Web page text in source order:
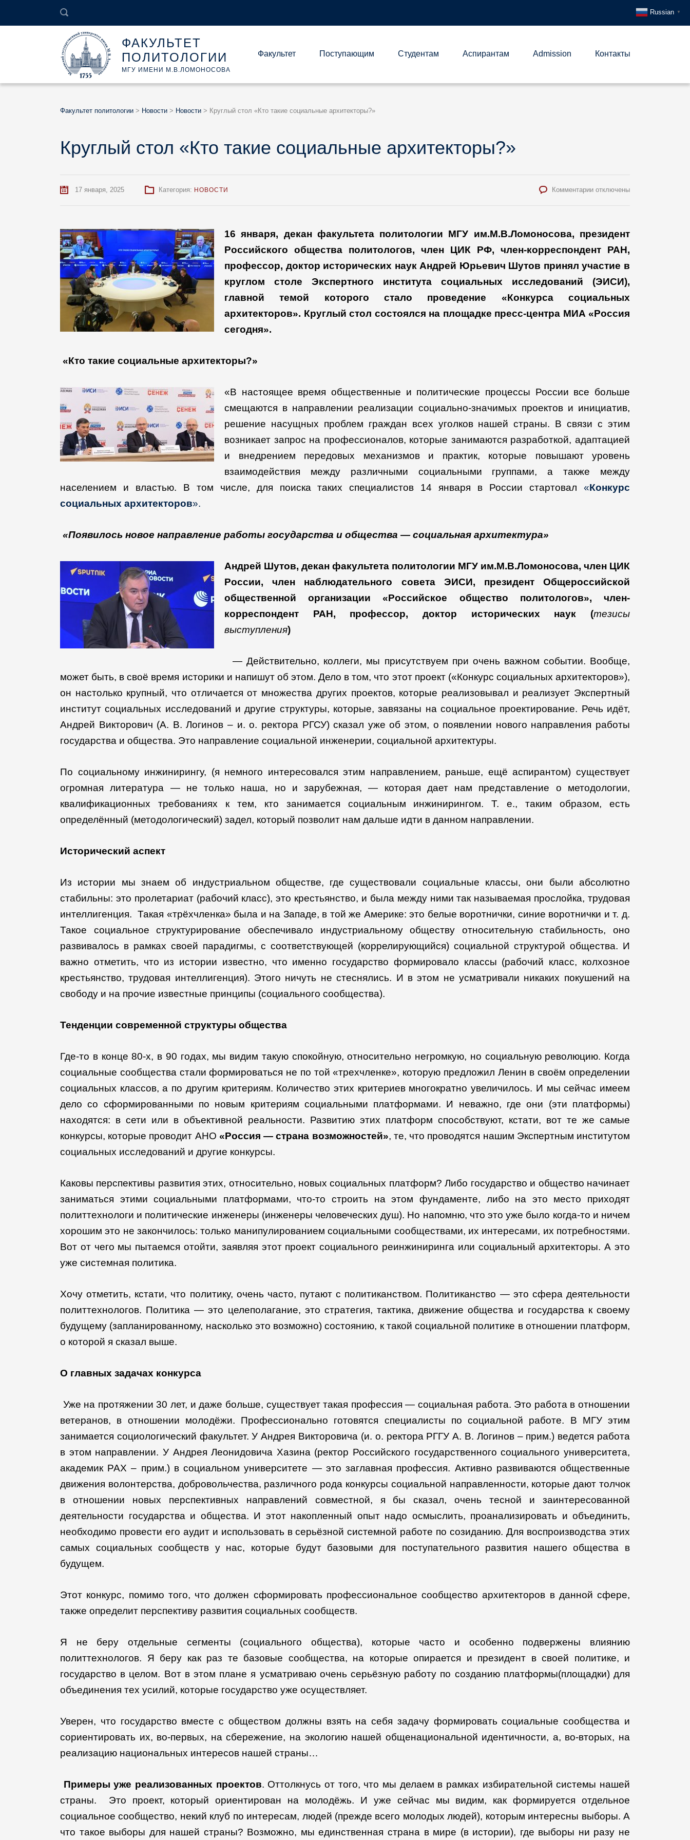
ФАКУЛЬТЕТ
ПОЛИТОЛОГИИ
МГУ ИМЕНИ М.В.ЛОМОНОСОВА
Факультет Поступающим Студентам Аспирантам Admission Контакты
Факультет политологии > Новости > Новости > Круглый стол «Кто такие социальные архитекторы?»
Круглый стол «Кто такие социальные архитекторы?»
17 января, 2025 Категория: НОВОСТИ Комментариик
«Кто
такие
социальные
отключены
16 января, декан факультета политологии МГУ им.М.В.Ломоносова, президент
Российского общества политологов, член ЦИК РФ, член-корреспондент РАН,
профессор, доктор исторических наук Андрей Юрьевич Шутов принял участие в
круглом столе Экспертного института социальных исследований (ЭИСИ),
главной темой которого стало проведение «Конкурса социальных
архитекторов». Круглый стол состоялся на площадке пресс-центра МИА «Россия
сегодня».
«Кто такие социальные архитекторы?»
«В настоящее время общественные и политические процессы России все больше
смещаются в направлении реализации социально-значимых проектов и инициатив,
решение насущных проблем граждан всех уголков нашей страны. В связи с этим
возникает запрос на профессионалов, которые занимаются разработкой, адаптацией
и внедрением передовых механизмов и практик, которые повышают уровень
взаимодействия между различными социальными группами, а также между
населением и властью. В том числе, для поиска таких специалистов 14 января в России стартовал «Конкурс
социальных архитекторов».
«Появилось новое направление работы государства и общества — социальная архитектура»
Андрей Шутов, декан факультета политологии МГУ им.М.В.Ломоносова, член ЦИК
России, член наблюдательного совета ЭИСИ, президент Общероссийской
общественной организации «Российское общество политологов», член-
корреспондент РАН, профессор, доктор исторических наук (тезисы
выступления)
— Действительно, коллеги, мы присутствуем при очень важном событии. Вообще,
может быть, в своё время историки и напишут об этом. Дело в том, что этот проект («Конкурс социальных архитекторов»),
он настолько крупный, что отличается от множества других проектов, которые реализовывал и реализует Экспертный
институт социальных исследований и другие структуры, которые, завязаны на социальное проектирование. Речь идёт,
Андрей Викторович (А. В. Логинов – и. о. ректора РГСУ) сказал уже об этом, о появлении нового направления работы
государства и общества. Это направление социальной инженерии, социальной архитектуры.
По социальному инжинирингу, (я немного интересовался этим направлением, раньше, ещё аспирантом) существует
огромная литература — не только наша, но и зарубежная, — которая дает нам представление о методологии,
квалификационных требованиях к тем, кто занимается социальным инжинирингом. Т. е., таким образом, есть
определённый (методологический) задел, который позволит нам дальше идти в данном направлении.
Исторический аспект
Из истории мы знаем об индустриальном обществе, где существовали социальные классы, они были абсолютно
стабильны: это пролетариат (рабочий класс), это крестьянство, и была между ними так называемая прослойка, трудовая
интеллигенция. Такая «трёхчленка» была и на Западе, в той же Америке: это белые воротнички, синие воротнички и т. д.
Такое социальное структурирование обеспечивало индустриальному обществу относительную стабильность, оно
развивалось в рамках своей парадигмы, с соответствующей (коррелирующийся) социальной структурой общества. И
важно отметить, что из истории известно, что именно государство формировало классы (рабочий класс, колхозное
крестьянство, трудовая интеллигенция). Этого ничуть не стеснялись. И в этом не усматривали никаких покушений на
свободу и на прочие известные принципы (социального сообщества).
Тенденции современной структуры общества
Где-то в конце 80-х, в 90 годах, мы видим такую спокойную, относительно негромкую, но социальную революцию. Когда
социальные сообщества стали формироваться не по той «трехчленке», которую предложил Ленин в своём определении
социальных классов, а по другим критериям. Количество этих критериев многократно увеличилось. И мы сейчас имеем
дело со сформированными по новым критериям социальными платформами. И неважно, где они (эти платформы)
находятся: в сети или в объективной реальности. Развитию этих платформ способствуют, кстати, вот те же самые
конкурсы, которые проводит АНО «Россия — страна возможностей», те, что проводятся нашим Экспертным институтом
социальных исследований и другие конкурсы.
Каковы перспективы развития этих, относительно, новых социальных платформ? Либо государство и общество начинает
заниматься этими социальными платформами, что-то строить на этом фундаменте, либо на это место приходят
политтехнологи и политические инженеры (инженеры человеческих душ). Но напомню, что это уже было когда-то и ничем
хорошим это не закончилось: только манипулированием социальными сообществами, их интересами, их потребностями.
Вот от чего мы пытаемся отойти, заявляя этот проект социального реинжиниринга или социальный архитекторы. А это
уже системная политика.
Хочу отметить, кстати, что политику, очень часто, путают с политиканством. Политиканство — это сфера деятельности
политтехнологов. Политика — это целеполагание, это стратегия, тактика, движение общества и государства к своему
будущему (запланированному, насколько это возможно) состоянию, к такой социальной политике в отношении платформ,
о которой я сказал выше.
О главных задачах конкурса
Уже на протяжении 30 лет, и даже больше, существует такая профессия — социальная работа. Это работа в отношении
ветеранов, в отношении молодёжи. Профессионально готовятся специалисты по социальной работе. В МГУ этим
занимается социологический факультет. У Андрея Викторовича (и. о. ректора РГГУ А. В. Логинов – прим.) ведется работа
в этом направлении. У Андрея Леонидовича Хазина (ректор Российского государственного социального университета,
академик РАХ – прим.) в социальном университете — это заглавная профессия. Активно развиваются общественные
движения волонтерства, добровольчества, различного рода конкурсы социальной направленности, которые дают толчок
в отношении новых перспективных направлений совместной, я бы сказал, очень тесной и заинтересованной
деятельности государства и общества. И этот накопленный опыт надо осмыслить, проанализировать и объединить,
необходимо провести его аудит и использовать в серьёзной системной работе по созиданию. Для воспроизводства этих
самых социальных сообществ у нас, которые будут базовыми для поступательного развития нашего общества в
будущем.
Этот конкурс, помимо того, что должен сформировать профессиональное сообщество архитекторов в данной сфере,
также определит перспективу развития социальных сообществ.
Я не беру отдельные сегменты (социального общества), которые часто и особенно подвержены влиянию
политтехнологов. Я беру как раз те базовые сообщества, на которые опирается и президент в своей политике, и
государство в целом. Вот в этом плане я усматриваю очень серьёзную работу по созданию платформы(площадки) для
объединения тех усилий, которые государство уже осуществляет.
Уверен, что государство вместе с обществом должны взять на себя задачу формировать социальные сообщества и
сориентировать их, во-первых, на сбережение, на экологию нашей общенациональной идентичности, а, во-вторых, на
реализацию национальных интересов нашей страны…
Примеры уже реализованных проектов. Оттолкнусь от того, что мы делаем в рамках избирательной системы нашей
страны. Это проект, который ориентирован на молодёжь. И уже сейчас мы видим, как формируется отдельное
социальное сообщество, некий клуб по интересам, людей (прежде всего молодых людей), которым интересны выборы. А
что такое выборы для нашей страны? Возможно, мы единственная страна в мире (в истории), где выборы ни разу не
Russian ▼